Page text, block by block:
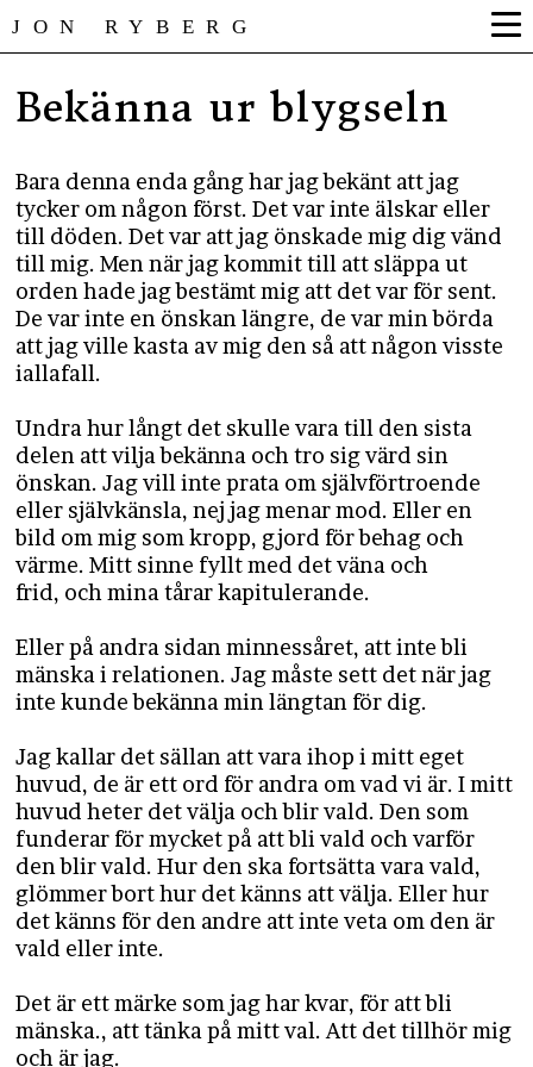
JON RYBERG
Bekänna ur blygseln
Bara denna enda gång har jag bekänt att jag
tycker om någon först. Det var inte älskar eller
till döden. Det var att jag önskade mig dig vänd
till mig. Men när jag kommit till att släppa ut
orden hade jag bestämt mig att det var för sent.
De var inte en önskan längre, de var min börda
att jag ville kasta av mig den så att någon visste
iallafall.
Undra hur långt det skulle vara till den sista
delen att vilja bekänna och tro sig värd sin
önskan. Jag vill inte prata om självförtroende
eller självkänsla, nej jag menar mod. Eller en
bild om mig som kropp, gjord för behag och
värme. Mitt sinne fyllt med det väna och
frid, och mina tårar kapitulerande.
Eller på andra sidan minnessåret, att inte bli
mänska i relationen. Jag måste sett det när jag
inte kunde bekänna min längtan för dig.
Jag kallar det sällan att vara ihop i mitt eget
huvud, de är ett ord för andra om vad vi är. I mitt
huvud heter det välja och blir vald. Den som
funderar för mycket på att bli vald och varför
den blir vald. Hur den ska fortsätta vara vald,
glömmer bort hur det känns att välja. Eller hur
det känns för den andre att inte veta om den är
vald eller inte.
Det är ett märke som jag har kvar, för att bli
mänska., att tänka på mitt val. Att det tillhör mig
och är jag.